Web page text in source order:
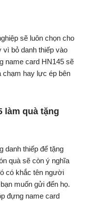
sẽ luôn chọn cho
vì bỏ danh thiếp vào
name card HN145 sẽ
chạm hay lực ép bên
làm quà tặng
danh thiếp để tặng
quà sẽ còn ý nghĩa
có khắc tên người
muốn gửi đến họ.
đựng name card